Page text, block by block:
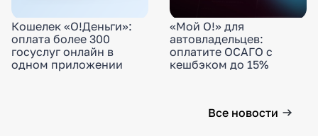
Кошелек «О!Деньги»:
оплата более 300
госуслуг онлайн в
одном приложении
«Мой О!» для
автовладельцев:
оплатите ОСАГО с
кешбэком до 15%
Все новости